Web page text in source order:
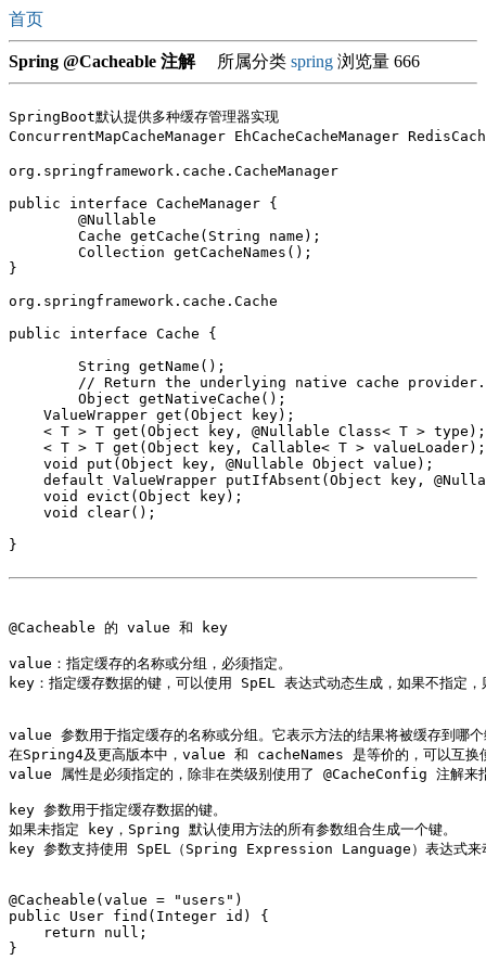
首页
Spring @Cacheable 注解所属分类 spring 浏览量 666
SpringBoot默认提供多种缓存管理器实现
ConcurrentMapCacheManager EhCacheCacheManager
org.springframework.cache.CacheManager
public interface CacheManager {
	Collection
getCacheNames();
}
org.springframework.cache.Cache
public interface Cache {
    ValueWrapper get(Object key);
    < T > T get(Object key, @Nullable Class< T > type);
    < T > T get(Object key, Callable< T > valueLoader);
    void put(Object key, @Nullable Object value);
default ValueWrapper putIfAbsent(Object key,
    void evict(Object key);
    void clear();
}
@Cacheable 的 value 和 key
value：指定缓存的名称或分组，必须指定。
key：指定缓存数据的键，可以使用 SpEL 表达式动态生成，如果不指定
value 参数用于指定缓存的名称或分组。它表示方法的结果将被缓存到哪个
在Spring4及更高版本中，value 和 cacheNames 是等价的，可以互换
value 属性是必须指定的，除非在类级别使用了 @CacheConfig 注解来
key 参数用于指定缓存数据的键。
如果未指定 key，Spring 默认使用方法的所有参数组合生成一个键。
key 参数支持使用 SpEL（Spring Expression Language）表达式来
@Cacheable(value = "users")
public User find(Integer id) {
    return null;
}